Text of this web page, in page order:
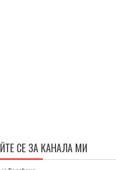
СЕ ЗА КАНАЛА МИ